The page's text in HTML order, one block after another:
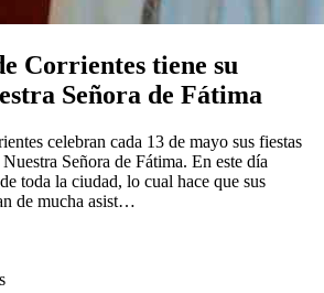
Corrientes tiene su
Señora de Fátima
celebran cada 13 de mayo sus fiestas
Señora de Fátima. En este día
toda la ciudad, lo cual hace que sus
de mucha asist…